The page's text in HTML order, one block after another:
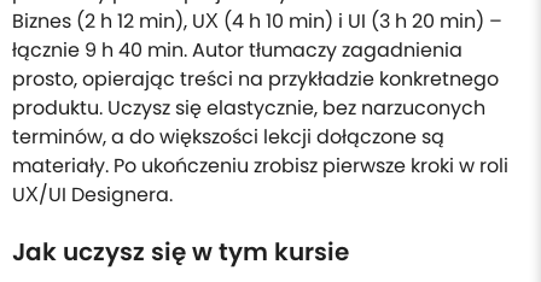
Biznes (2 h 12 min), UX (4 h 10 min) i UI (3 h 20 min) –
łącznie 9 h 40 min. Autor tłumaczy zagadnienia
prosto, opierając treści na przykładzie konkretnego
produktu. Uczysz się elastycznie, bez narzuconych
terminów, a do większości lekcji dołączone są
materiały. Po ukończeniu zrobisz pierwsze kroki w roli
UX/UI Designera.
Jak uczysz się w tym kursie